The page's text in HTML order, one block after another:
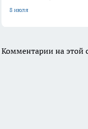
8 июля
Комментарии на этой